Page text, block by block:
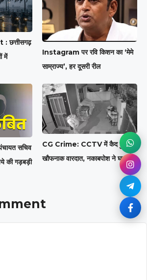
छत्तीसगढ़
में
Instagram पर रवि किशन का ‘मेमे
साम्राज्य’, हर दूसरी रील
सचिव
की गड़बड़ी
CG Crime: CCTV में कैद हुई
खौफनाक वारदात, नकाबपोश ने घर